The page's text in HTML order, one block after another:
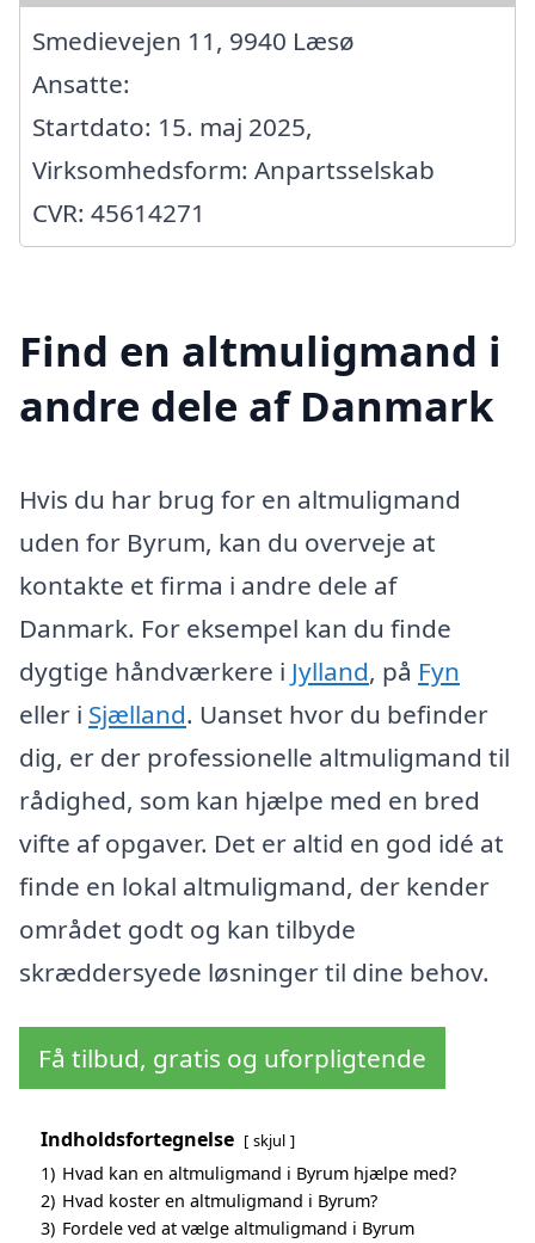
Smedievejen 11, 9940 Læsø
Ansatte:
Startdato: 15. maj 2025,
Virksomhedsform: Anpartsselskab
CVR: 45614271
Find en altmuligmand i
andre dele af Danmark
Hvis du har brug for en altmuligmand
uden for Byrum, kan du overveje at
kontakte et firma i andre dele af
Danmark. For eksempel kan du finde
dygtige håndværkere i Jylland, på Fyn
eller i Sjælland. Uanset hvor du befinder
dig, er der professionelle altmuligmand til
rådighed, som kan hjælpe med en bred
vifte af opgaver. Det er altid en god idé at
finde en lokal altmuligmand, der kender
området godt og kan tilbyde
skræddersyede løsninger til dine behov.
Få tilbud, gratis og uforpligtende
Indholdsfortegnelse skjul
1) Hvad kan en altmuligmand i Byrum hjælpe med?
2) Hvad koster en altmuligmand i Byrum?
3) Fordele ved at vælge altmuligmand i Byrum